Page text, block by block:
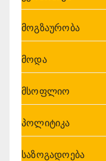
მოგზაურობა
მოდა
მსოფლიო
პოლიტიკა
საზოგადოება